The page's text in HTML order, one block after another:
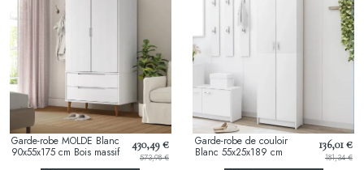
Garde-robe MOLDE Blanc
90x55x175 cm Bois massif
430,49 €
573,98 €
Garde-robe de couloir
Blanc 55x25x189 cm
136,01 €
181,34 €